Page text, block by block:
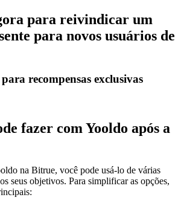
para reivindicar um
para novos usuários de
recompensas exclusivas
fazer com Yooldo após a
na Bitrue, você pode usá-lo de várias
seus objetivos. Para simplificar as opções,